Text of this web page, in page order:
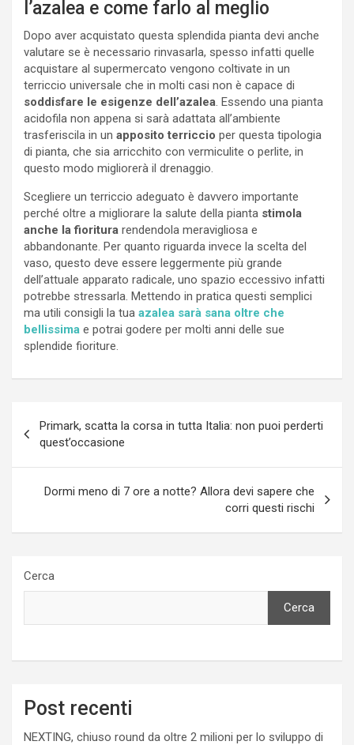
l’azalea e come farlo al meglio
Dopo aver acquistato questa splendida pianta devi anche
valutare se è necessario rinvasarla, spesso infatti quelle
acquistare al supermercato vengono coltivate in un
terriccio universale che in molti casi non è capace di
soddisfare le esigenze dell’azalea. Essendo una pianta
acidofila non appena si sarà adattata all’ambiente
trasferiscila in un apposito terriccio per questa tipologia
di pianta, che sia arricchito con vermiculite o perlite, in
questo modo migliorerà il drenaggio.
Scegliere un terriccio adeguato è davvero importante
perché oltre a migliorare la salute della pianta stimola
anche la fioritura rendendola meravigliosa e
abbandonante. Per quanto riguarda invece la scelta del
vaso, questo deve essere leggermente più grande
dell’attuale apparato radicale, uno spazio eccessivo infatti
potrebbe stressarla. Mettendo in pratica questi semplici
ma utili consigli la tua azalea sarà sana oltre che
bellissima e potrai godere per molti anni delle sue
splendide fioriture.
articoli
Primark, scatta la corsa in tutta Italia: non puoi perderti
quest’occasione
Dormi meno di 7 ore a notte? Allora devi sapere che
corri questi rischi
Cerca
Cerca
Post recenti
NEXTING, chiuso round da oltre 2 milioni per lo sviluppo di